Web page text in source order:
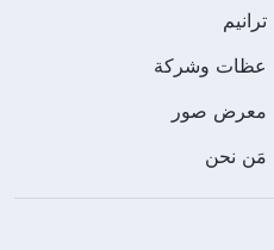
ترانيم
عظات وشركة
معرض صور
مَن نحن